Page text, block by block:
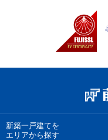
新築一戸建てを
エリアから探す